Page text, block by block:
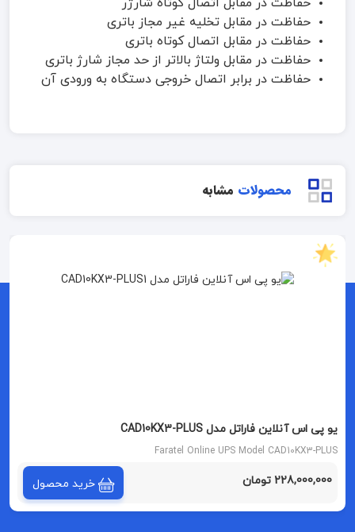
حفاظت در مقابل تخلیه غیر مجاز باتری
حفاظت در مقابل اتصال کوتاه باتری
حفاظت در مقابل ولتاژ بالاتر از حد مجاز شارژ باتری
حفاظت در برابر اتصال خروجی دستگاه به ورودی آن
محصولات مشابه
یو پی اس آنلاین فاراتل مدل CAD10KX3-PLUS
Faratel Online UPS Model CAD10KX3-PLUS
228,000,000 تومان خرید محصول